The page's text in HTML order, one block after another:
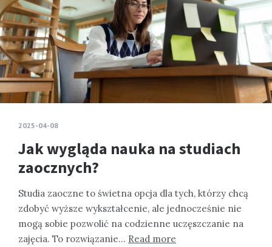
2025-04-08
Jak wygląda nauka na studiach
zaocznych?
Studia zaoczne to świetna opcja dla tych, którzy chcą
zdobyć wyższe wykształcenie, ale jednocześnie nie
mogą sobie pozwolić na codzienne uczęszczanie na
zajęcia. To rozwiązanie… Read more